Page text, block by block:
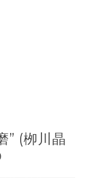
” (栁川晶